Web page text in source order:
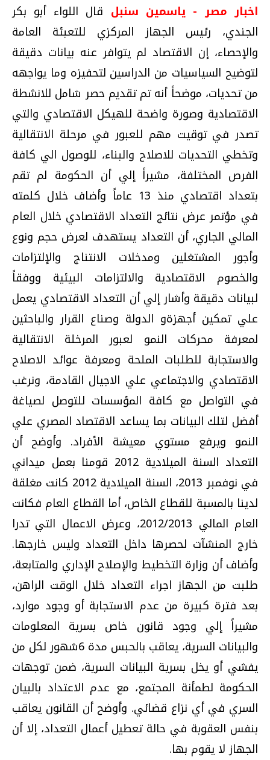
اخبار مصر - ياسمين سنبل قال اللواء أبو بكر
الجندي، رئيس الجهاز المركزي للتعبئة العامة
والإحصاء، إن الاقتصاد لم يتوافر عنه بيانات دقيقة
لتوضيح السياسيات من الدراسين لتحفيزه وما يواجهه
من تحديات، موضحاً أنه تم تقديم حصر شامل للانشطة
الاقتصادية وصورة واضحة للهيكل الاقتصادي والتي
تصدر في توقيت مهم للعبور في مرحلة الانتقالية
وتخطي التحديات للاصلاح والبناء، للوصول الي كافة
الفرص المختلفة، مشيراً إلي أن الحكومة لم تقم
بتعداد اقتصادي منذ 13 عاماً وأضاف خلال كلمته
في مؤتمر عرض نتائج التعداد الاقتصادي خلال العام
المالي الجاري، أن التعداد يستهدف لعرض حجم ونوع
وأجور المشتغلين ومدخلات الانتناج والإلتزامات
والخصوم الاقتصادية والالتزامات البيئية ووفقاً
لبيانات دقيقة وأشار إلي أن التعداد الاقتصادي يعمل
علي تمكين أجهزةو الدولة وصناع القرار والباحثين
لمعرفة محركات النمو لعبور المرخلة الانتقالية
والاستجابة للطلبات الملحة ومعرفة عوائد الاصلاح
الاقتصادي والاجتماعي علي الاجيال القادمة، ونرغب
في التواصل مع كافة المؤسسات للتوصل لصياغة
أفضل لتلك البيانات بما يساعد الاقتصاد المصري علي
النمو ويرفع مستوي معيشة الأفراد. وأوضح أن
التعداد السنة الميلادية 2012 قومنا بعمل ميداني
في نوفمبر 2013، السنة الميلادية 2012 كانت مغلقة
لدينا بالمسبة للقطاع الخاص، أما القطاع العام فكانت
العام المالي 2012/2013، وعرض الاعمال التي تدرا
خارج المنشآت لحصرها داخل التعداد وليس خارجها.
وأضاف أن وزارة التخطيط والإصلاح الإداري والمتابعة،
طلبت من الجهاز اجراء التعداد خلال الوقت الراهن،
بعد فترة كبيرة من عدم الاستجابة أو وجود موارد،
مشيراً إلي وجود قانون خاص بسرية المعلومات
والبيانات السرية، يعاقب بالحبس مدة 6شهور لكل من
يفشي أو يخل بسرية البيانات السرية، ضمن توجهات
الحكومة لطمأنة المجتمع، مع عدم الاعتداد بالبيان
السري في أي نزاع قضائي. وأوضح أن القانون يعاقب
بنفس العقوبة في حالة تعطيل أعمال التعداد، إلا أن
الجهاز لا يقوم بها.